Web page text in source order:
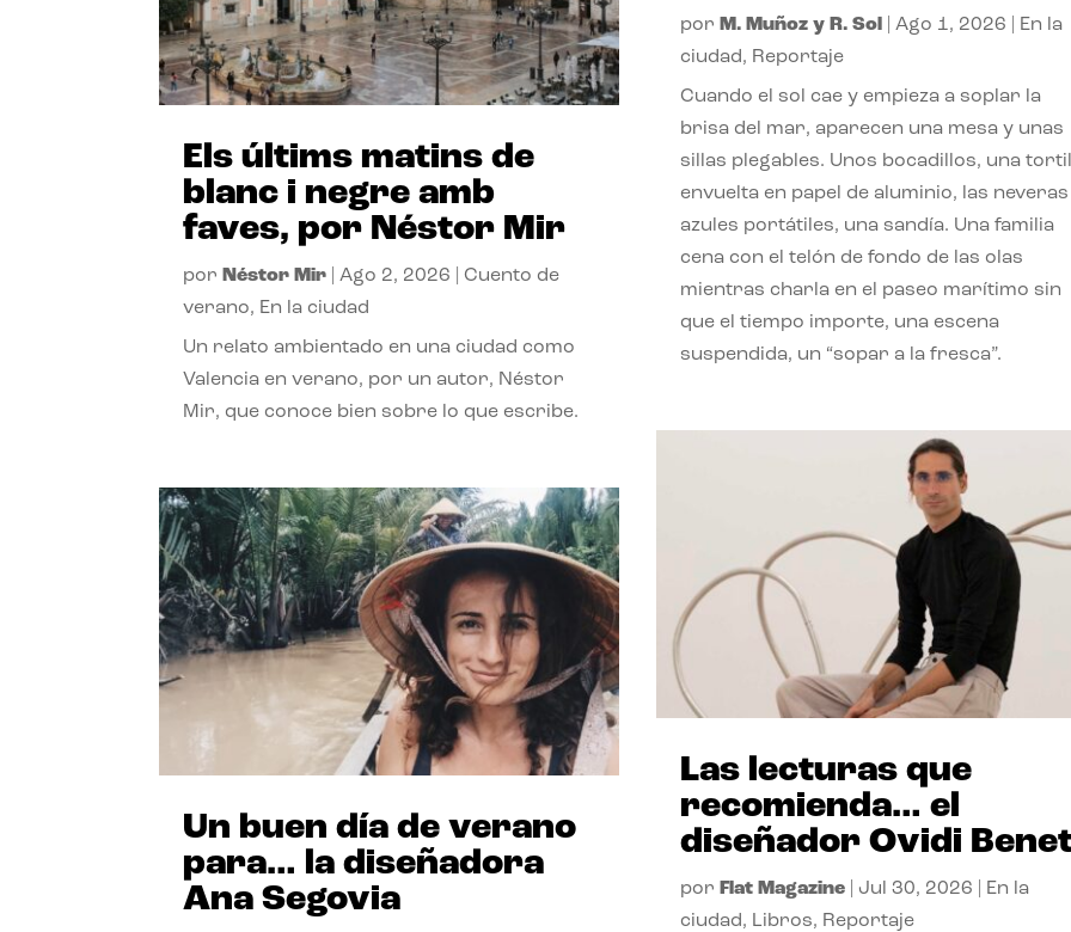
Els últims matins de
blanc i negre amb
faves, por Néstor Mir
por Néstor Mir |Ago 2, 2026 |Cuento de
verano, En la ciudad
Un relato ambientado en una ciudad como
Valencia en verano, por un autor, Néstor
Mir, que conoce bien sobre lo que escribe.
Un buen día de verano
para… la diseñadora
Ana Segovia
por M. Muñoz y R. Sol Ago 1, 2026
En la
ciudad, Reportaje
Cuando el sol cae y empieza a soplar la
brisa del mar, aparecen una mesa y unas
sillas plegables. Unos bocadillos, una
envuelta en papel de aluminio, las neveras
azules portátiles, una sandía. Una familia
cena con el telón de fondo de las olas
mientras charla en el paseo marítimo sin
que el tiempo importe, una escena
suspendida, un “sopar a la fresca”.
Las lecturas que
recomienda… el
diseñador Ovidi
por Flat Magazine| Jul 30, 2026
En la
ciudad, Libros, Reportaje